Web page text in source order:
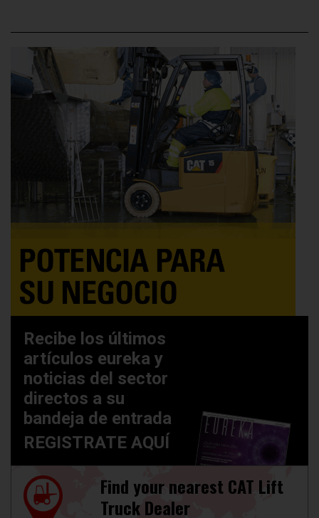
Recibe los últimos
artículos eureka y
noticias del sector
directos a su
bandeja de entrada
REGISTRATE AQUÍ
Find your nearest CAT Lift
Truck Dealer